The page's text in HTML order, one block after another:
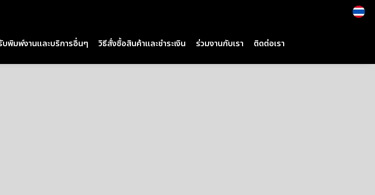
บพิมพ์งานและบริการอื่นๆ วิธีสั่งซื้อสินค้าและชำระเงิน ร่วมงานกับเรา ติดต่อเรา